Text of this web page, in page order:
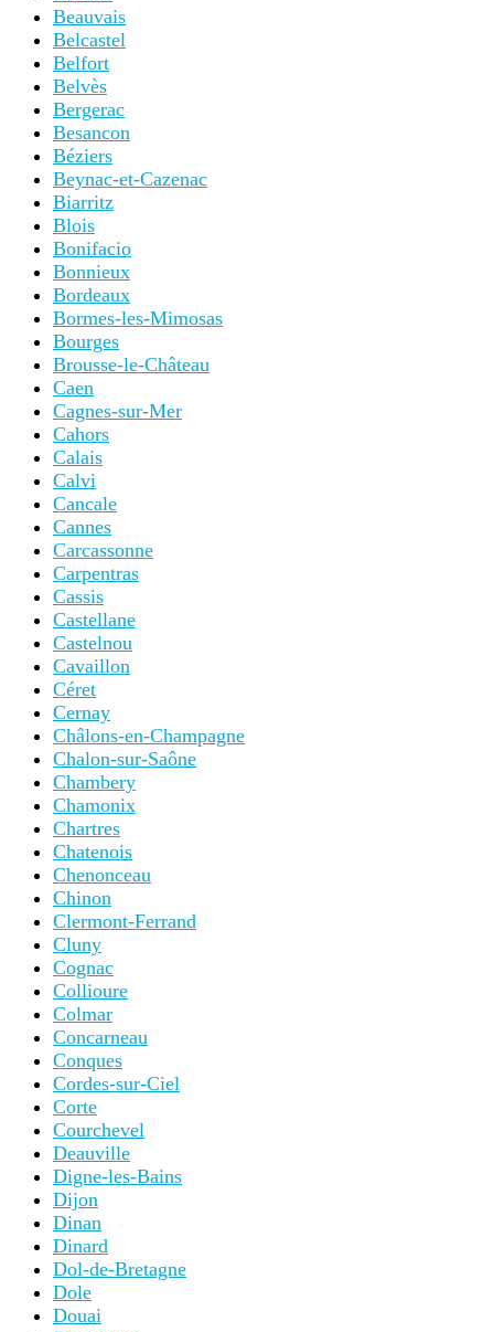
Beauvais
Belcastel
Belfort
Belvès
Bergerac
Besancon
Béziers
Beynac-et-Cazenac
Biarritz
Blois
Bonifacio
Bonnieux
Bordeaux
Bormes-les-Mimosas
Bourges
Brousse-le-Château
Caen
Cagnes-sur-Mer
Cahors
Calais
Calvi
Cancale
Cannes
Carcassonne
Carpentras
Cassis
Castellane
Castelnou
Cavaillon
Céret
Cernay
Châlons-en-Champagne
Chalon-sur-Saône
Chambery
Chamonix
Chartres
Chatenois
Chenonceau
Chinon
Clermont-Ferrand
Cluny
Cognac
Collioure
Colmar
Concarneau
Conques
Cordes-sur-Ciel
Corte
Courchevel
Deauville
Digne-les-Bains
Dijon
Dinan
Dinard
Dol-de-Bretagne
Dole
Douai